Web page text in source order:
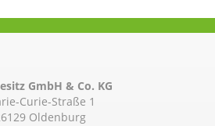
GmbH & Co. KG
Curie-Straße 1
Oldenburg